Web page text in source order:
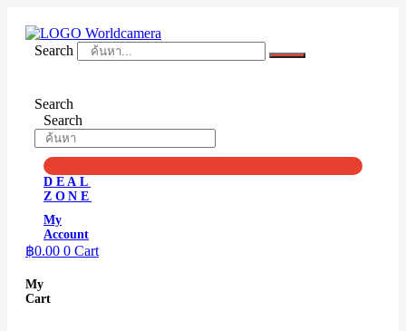
contentSearch
Search
Search
DEAL
ZONE
My
Account
฿0.00 0 Cart
My
Cart